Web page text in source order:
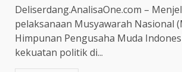
Deliserdang.AnalisaOne.com –
pelaksanaan Musyawarah Nasional
Himpunan Pengusaha Muda
kekuatan politik di...